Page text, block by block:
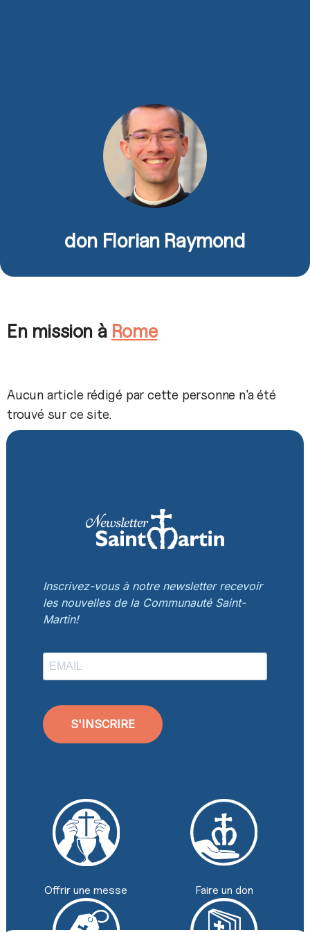
don Florian Raymond
En mission à Rome
Aucun article rédigé par cette personne n'a été
trouvé sur ce site.
Inscrivez-vous à notre newsletter recevoir
les nouvelles de la Communauté Saint-
Martin!
S'INSCRIRE
Offrir une messe Faire un don